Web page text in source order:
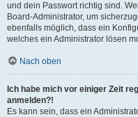
und dein Passwort richtig sind.
Board-Administrator, um
ebenfalls möglich, dass ein
welches ein Administrator lösen
Nach oben
Ich habe mich vor einiger Zeit
anmelden?!
Es kann sein, dass ein